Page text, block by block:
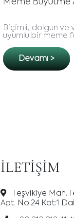
Şakak
Şakak
yer alan
için
İLETIŞIM
Teşvikiye Mah.
Apt. No:24 Kat:1